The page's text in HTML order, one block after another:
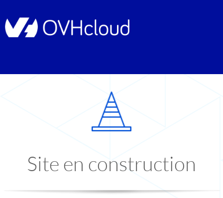
Site en construction